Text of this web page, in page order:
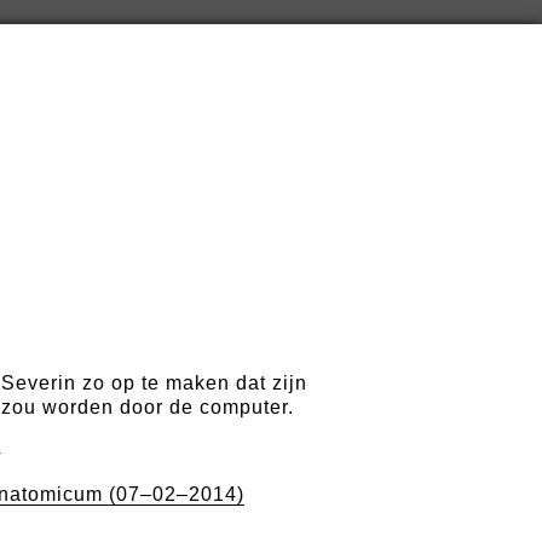
zo op te maken dat zijn
worden door de computer.
(07–02–2014)